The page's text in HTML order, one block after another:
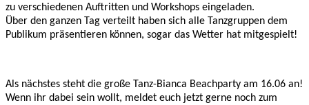
zu verschiedenen Auftritten und Workshops eingeladen.
Über den ganzen Tag verteilt haben sich alle Tanzgruppen dem
Publikum präsentieren können, sogar das Wetter hat mitgespielt!
Als nächstes steht die große Tanz-Bianca Beachparty am 16.06 an!
Wenn ihr dabei sein wollt, meldet euch jetzt gerne noch zum